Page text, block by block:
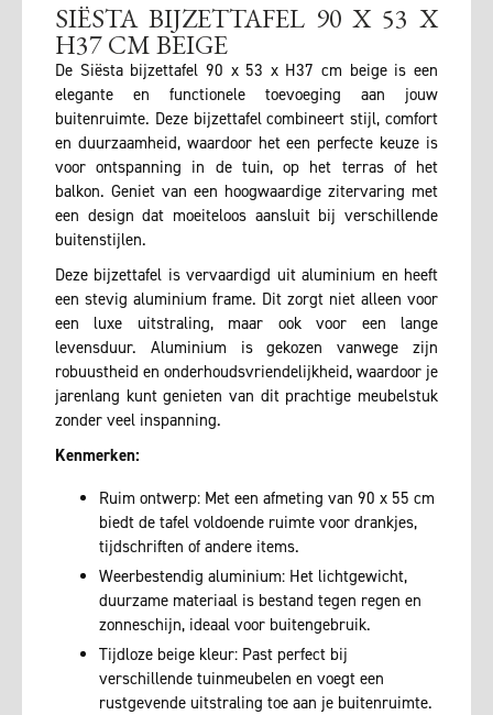
SIËSTA BIJZETTAFEL 90 X 53 X
H37 CM BEIGE
De Siësta bijzettafel 90 x 53 x H37 cm beige is een
elegante en functionele toevoeging aan jouw
buitenruimte. Deze bijzettafel combineert stijl, comfort
en duurzaamheid, waardoor het een perfecte keuze is
voor ontspanning in de tuin, op het terras of het
balkon. Geniet van een hoogwaardige zitervaring met
een design dat moeiteloos aansluit bij verschillende
buitenstijlen.
Deze bijzettafel is vervaardigd uit aluminium en heeft
een stevig aluminium frame. Dit zorgt niet alleen voor
een luxe uitstraling, maar ook voor een lange
levensduur. Aluminium is gekozen vanwege zijn
robuustheid en onderhoudsvriendelijkheid, waardoor je
jarenlang kunt genieten van dit prachtige meubelstuk
zonder veel inspanning.
Kenmerken:
Ruim ontwerp: Met een afmeting van 90 x 55 cm
biedt de tafel voldoende ruimte voor drankjes,
tijdschriften of andere items.
Weerbestendig aluminium: Het lichtgewicht,
duurzame materiaal is bestand tegen regen en
zonneschijn, ideaal voor buitengebruik.
Tijdloze beige kleur: Past perfect bij
verschillende tuinmeubelen en voegt een
rustgevende uitstraling toe aan je buitenruimte.